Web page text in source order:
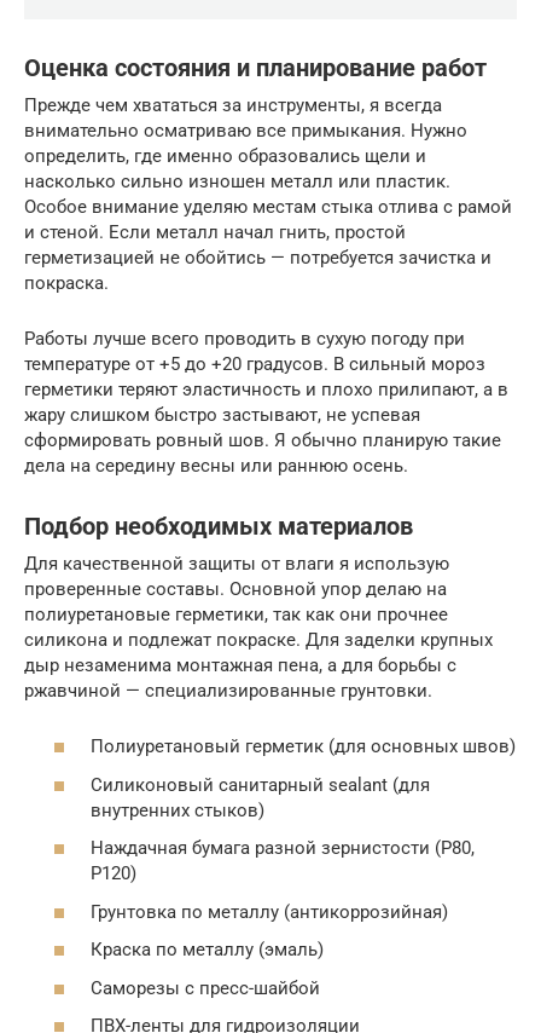
Оценка состояния и планирование работ
Прежде чем хвататься за инструменты, я всегда
внимательно осматриваю все примыкания. Нужно
определить, где именно образовались щели и
насколько сильно изношен металл или пластик.
Особое внимание уделяю местам стыка отлива с рамой
и стеной. Если металл начал гнить, простой
герметизацией не обойтись — потребуется зачистка и
покраска.
Работы лучше всего проводить в сухую погоду при
температуре от +5 до +20 градусов. В сильный мороз
герметики теряют эластичность и плохо прилипают, а в
жару слишком быстро застывают, не успевая
сформировать ровный шов. Я обычно планирую такие
дела на середину весны или раннюю осень.
Подбор необходимых материалов
Для качественной защиты от влаги я использую
проверенные составы. Основной упор делаю на
полиуретановые герметики, так как они прочнее
силикона и подлежат покраске. Для заделки крупных
дыр незаменима монтажная пена, а для борьбы с
ржавчиной — специализированные грунтовки.
Полиуретановый герметик (для основных швов)
Силиконовый санитарный sealant (для
внутренних стыков)
Наждачная бумага разной зернистости (P80,
P120)
Грунтовка по металлу (антикоррозийная)
Краска по металлу (эмаль)
Саморезы с пресс-шайбой
ПВХ-ленты для гидроизоляции